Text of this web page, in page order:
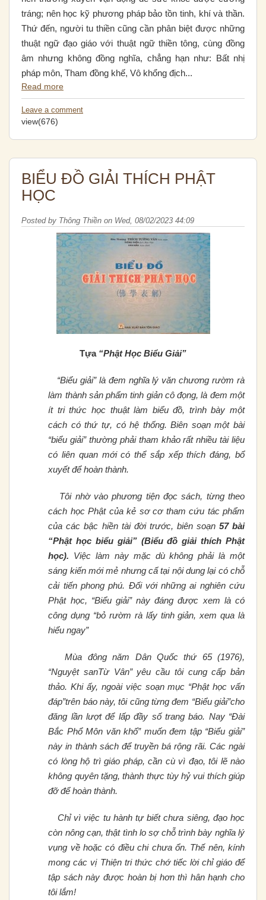
tráng; nên học kỹ phương pháp bảo tồn tinh, khí và thần.
Thứ đến, người tu thiền cũng cần phân biệt được những
thuật ngữ đạo giáo với thuật ngữ thiền tông, cùng đồng
âm nhưng không đồng nghĩa, chẳng hạn như: Bất nhị
pháp môn, Tham đồng khế, Vô khổng địch...
Read more
Leave a comment
view(676)
BIỂU ĐỒ GIẢI THÍCH PHẬT
HỌC
Posted by Thông Thiền on Wed, 08/02/2023 44:09
Tựa “Phật Học Biểu Giải”
“Biểu giải” là đem nghĩa lý văn chương rườm rà
làm thành sản phẩm tinh giản cô đọng, là đem một
ít tri thức học thuật làm biểu đồ, trình bày một
cách có thứ tự, có hệ thống. Biên soạn một bài
“biểu giải” thường phải tham khảo rất nhiều tài liệu
có liên quan mới có thể sắp xếp thích đáng, bổ
xuyết để hoàn thành.
Tôi nhờ vào phương tiện đọc sách, từng theo
cách học Phật của kẻ sơ cơ tham cứu tác phẩm
của các bậc hiền tài đời trước, biên soạn 57 bài
“Phật học biểu giải” (Biểu đồ giải thích Phật
học). Việc làm này mặc dù không phải là một
sáng kiến mới mẻ nhưng cấ tại nội dung lại có chỗ
cải tiến phong phú. Đối với những ai nghiên cứu
Phật học, “Biểu giải” này đáng được xem là có
công dụng “bỏ rườm rà lấy tinh giản, xem qua là
hiểu ngay”
Mùa đông năm Dân Quốc thứ 65 (1976),
“Nguyệt sanTừ Vân” yêu cầu tôi cung cấp bản
thảo. Khi ấy, ngoài việc soạn mục “Phật học vấn
đáp”trên báo này, tôi cũng từng đem “Biểu giải”cho
đăng lần lượt để lấp đầy số trang báo. Nay “Đài
Bắc Phổ Môn văn khố” muốn đem tập “Biểu giải”
này in thành sách để truyền bá rộng rãi. Các ngài
có lòng hộ trì giáo pháp, cần cù vì đạo, tôi lẽ nào
không quyên tặng, thành thực tùy hỷ vui thích giúp
đỡ để hoàn thành.
Chỉ vì việc tu hành tự biết chưa siêng, đạo học
còn nông cạn, thật tình lo sợ chỗ trình bày nghĩa lý
vụng về hoặc có điều chi chưa ổn. Thế nên, kính
mong các vị Thiện tri thức chớ tiếc lời chỉ giáo để
tập sách này được hoàn bị hơn thì hân hạnh cho
tôi lắm!